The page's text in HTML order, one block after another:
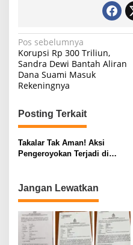
N
a
v
g
a
s
p
o
s
Pos sebelumnya
Korupsi Rp 300 Triliun,
Sandra Dewi Bantah Aliran
Dana Suami Masuk
Rekeningnya
Posting Terkait
Takalar Tak Aman! Aksi
Pengeroyokan Terjadi di
Jangan Lewatkan